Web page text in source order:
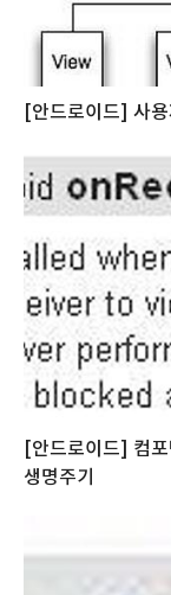
[안드로이드] 사
[안드로이드] 컴
생명주기